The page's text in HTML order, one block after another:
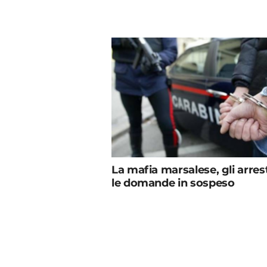
La mafia marsalese, gli
le domande in sospeso